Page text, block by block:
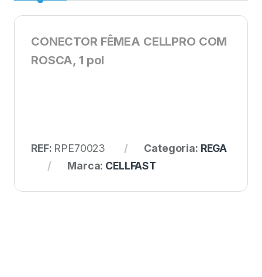
CONECTOR FÊMEA CELLPRO COM
ROSCA, 1 pol
REF: RPE70023 Categoria: REGA
Marca: CELLFAST